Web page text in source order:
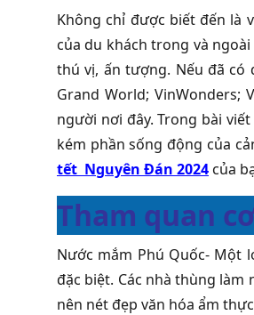
Không chỉ được biết đến là
của du khách trong và
thú vị, ấn tượng. Nếu đã có
Grand World; VinWonders;
người nơi đây. Trong bài
kém phần sống động của
tết Nguyên Đán 2024của
Tham quan
Nước mắm Phú Quốc- Một
đặc biệt. Các nhà thùng
nên nét đẹp văn hóa ẩm